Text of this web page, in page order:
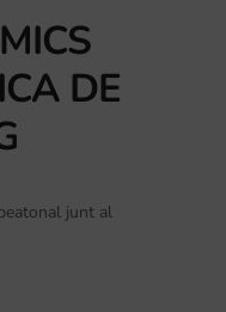
DE
junt al